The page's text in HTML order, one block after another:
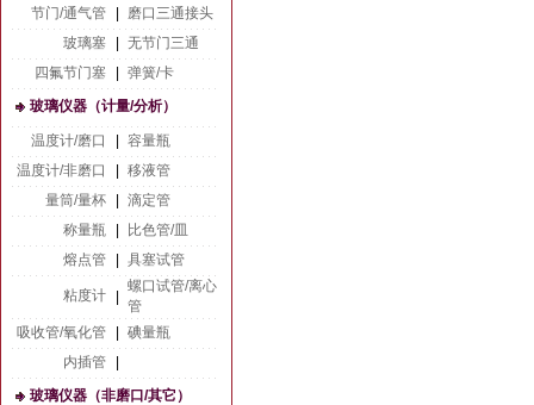
节门/通气管
磨口三通接头
玻璃塞
无节门三通
四氟节门塞
弹簧/卡
玻璃仪器（计量/分析）
温度计/磨口
容量瓶
温度计/非磨口
移液管
量筒/量杯
滴定管
称量瓶
比色管/皿
熔点管
具塞试管
粘度计
螺口试管/离心
管
吸收管/氧化管
碘量瓶
内插管
玻璃仪器（非磨口/其它）